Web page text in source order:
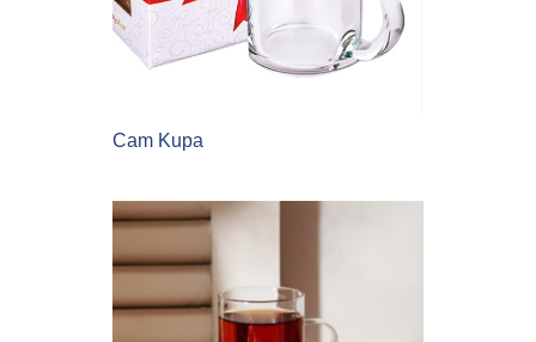
Cam Kupa